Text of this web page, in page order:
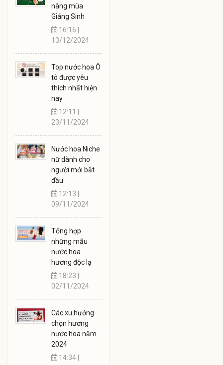
nàng mùa
Giáng Sinh
16:16 |
13/12/2024
Top nước hoa Ô
tô được yêu
thích nhất hiện
nay
12:11 |
23/11/2024
Nước hoa Niche
nữ dành cho
người mới bắt
đầu
12:13 |
09/11/2024
Tổng hợp
những mẫu
nước hoa
hương độc lạ
18:23 |
02/11/2024
Các xu hướng
chọn hương
nước hoa năm
2024
14:34 |